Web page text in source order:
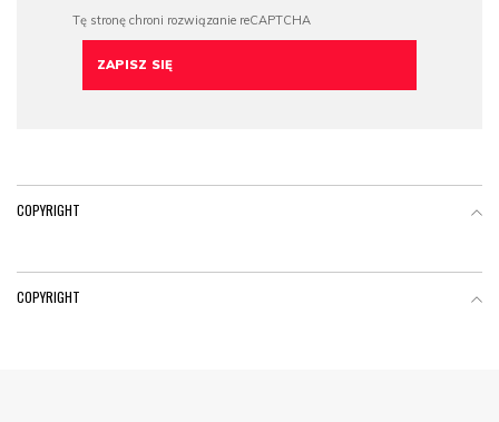
COPYRIGHT
COPYRIGHT